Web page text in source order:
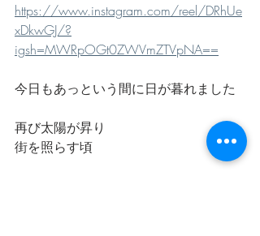
https://www.instagram.com/reel/DRhUe
xDkwGJ/?
igsh=MWRpOGt0ZWVmZTVpNA==
今日もあっという間に日が暮れました
再び太陽が昇り
街を照らす頃